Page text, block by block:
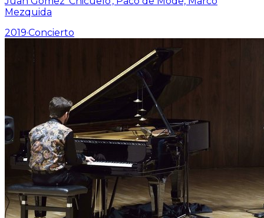
Mezquida
2019·Concierto